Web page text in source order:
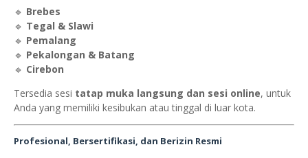
🔹 Brebes
🔹 Tegal & Slawi
🔹 Pemalang
🔹 Pekalongan & Batang
🔹 Cirebon
Tersedia sesi tatap muka langsung dan sesi online, untuk
Anda yang memiliki kesibukan atau tinggal di luar kota.
Profesional, Bersertifikasi, dan Berizin Resmi